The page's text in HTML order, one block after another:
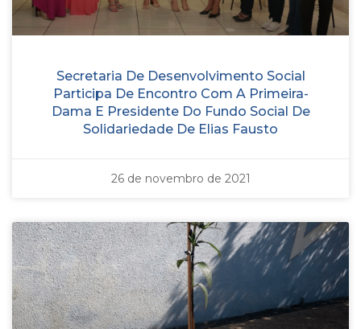
Secretaria De Desenvolvimento Social
Participa De Encontro Com A Primeira-
Dama E Presidente Do Fundo Social De
Solidariedade De Elias Fausto
26 de novembro de 2021